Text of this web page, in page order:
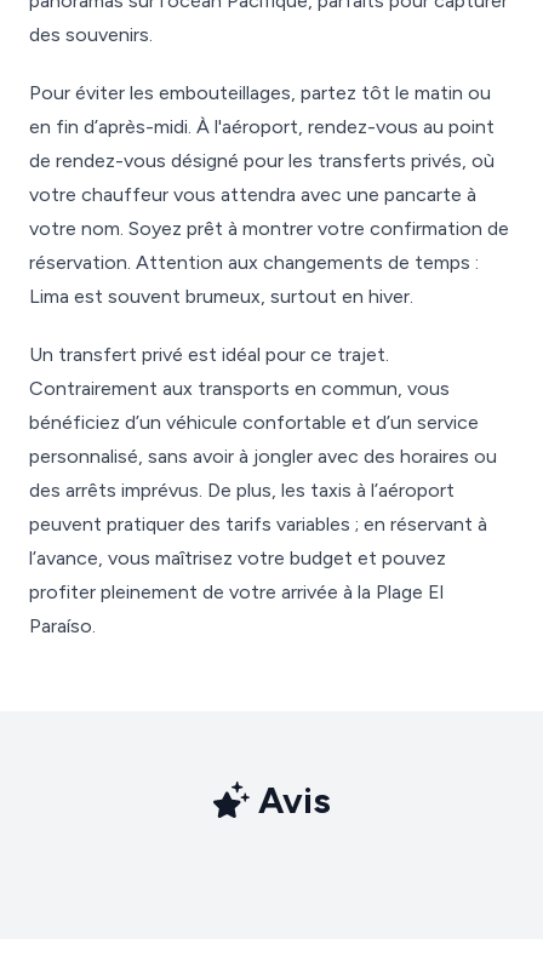
des souvenirs.
Pour éviter les embouteillages, partez tôt le matin ou
en fin d’après-midi. À l'aéroport, rendez-vous au point
de rendez-vous désigné pour les transferts privés, où
votre chauffeur vous attendra avec une pancarte à
votre nom. Soyez prêt à montrer votre confirmation de
réservation. Attention aux changements de temps :
Lima est souvent brumeux, surtout en hiver.
Un transfert privé est idéal pour ce trajet.
Contrairement aux transports en commun, vous
bénéficiez d’un véhicule confortable et d’un service
personnalisé, sans avoir à jongler avec des horaires ou
des arrêts imprévus. De plus, les taxis à l’aéroport
peuvent pratiquer des tarifs variables ; en réservant à
l’avance, vous maîtrisez votre budget et pouvez
profiter pleinement de votre arrivée à la Plage El
Paraíso.
Avis